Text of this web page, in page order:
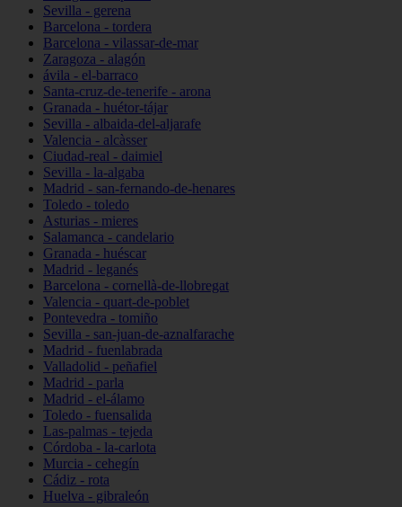
Sevilla - gerena
Barcelona - tordera
Barcelona - vilassar-de-mar
Zaragoza - alagón
ávila - el-barraco
Santa-cruz-de-tenerife - arona
Granada - huétor-tájar
Sevilla - albaida-del-aljarafe
Valencia - alcàsser
Ciudad-real - daimiel
Sevilla - la-algaba
Madrid - san-fernando-de-henares
Toledo - toledo
Asturias - mieres
Salamanca - candelario
Granada - huéscar
Madrid - leganés
Barcelona - cornellà-de-llobregat
Valencia - quart-de-poblet
Pontevedra - tomiño
Sevilla - san-juan-de-aznalfarache
Madrid - fuenlabrada
Valladolid - peñafiel
Madrid - parla
Madrid - el-álamo
Toledo - fuensalida
Las-palmas - tejeda
Córdoba - la-carlota
Murcia - cehegín
Cádiz - rota
Huelva - gibraleón